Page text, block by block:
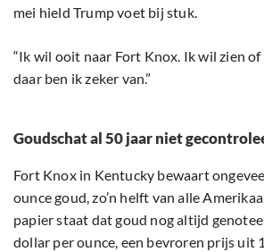
mei hield Trump voet bij stuk.
“Ik wil ooit naar Fort Knox. Ik wil zien of
daar ben ik zeker van.”
Goudschat al 50 jaar niet
Fort Knox in Kentucky bewaart
ounce goud, zo’n helft van alle
papier staat dat goud nog altijd
dollar per ounce, een bevroren prijs uit